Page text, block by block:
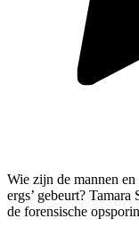
Wie zijn de mannen
ergs’ gebeurt?
de forensische